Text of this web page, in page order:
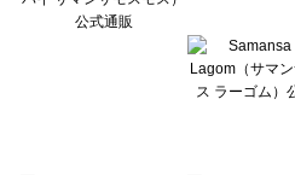
Wpc.（ワールドパーティー）のワンピース一覧